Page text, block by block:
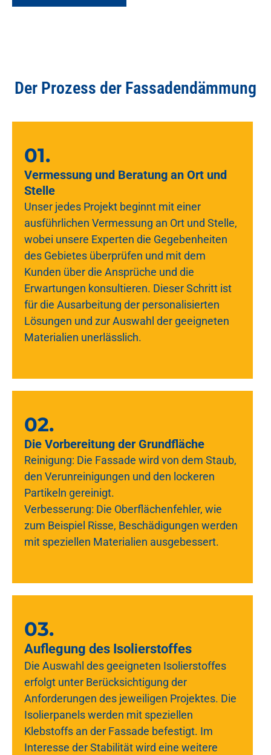
Der Prozess der Fassadendämmung
01.
Vermessung und Beratung an Ort und
Stelle
Unser jedes Projekt beginnt mit einer
ausführlichen Vermessung an Ort und Stelle,
wobei unsere Experten die Gegebenheiten
des Gebietes überprüfen und mit dem
Kunden über die Ansprüche und die
Erwartungen konsultieren. Dieser Schritt ist
für die Ausarbeitung der personalisierten
Lösungen und zur Auswahl der geeigneten
Materialien unerlässlich.
02.
Die Vorbereitung der Grundfläche
Reinigung: Die Fassade wird von dem Staub,
den Verunreinigungen und den lockeren
Partikeln gereinigt.
Verbesserung: Die Oberflächenfehler, wie
zum Beispiel Risse, Beschädigungen werden
mit speziellen Materialien ausgebessert.
03.
Auflegung des Isolierstoffes
Die Auswahl des geeigneten Isolierstoffes
erfolgt unter Berücksichtigung der
Anforderungen des jeweiligen Projektes. Die
Isolierpanels werden mit speziellen
Klebstoffs an der Fassade befestigt. Im
Interesse der Stabilität wird eine weitere